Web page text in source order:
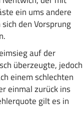
ein ums andere
den Vorsprung
auf der
überzeugte, jedoch
einem schlechten
einmal zurück ins
gilt es in